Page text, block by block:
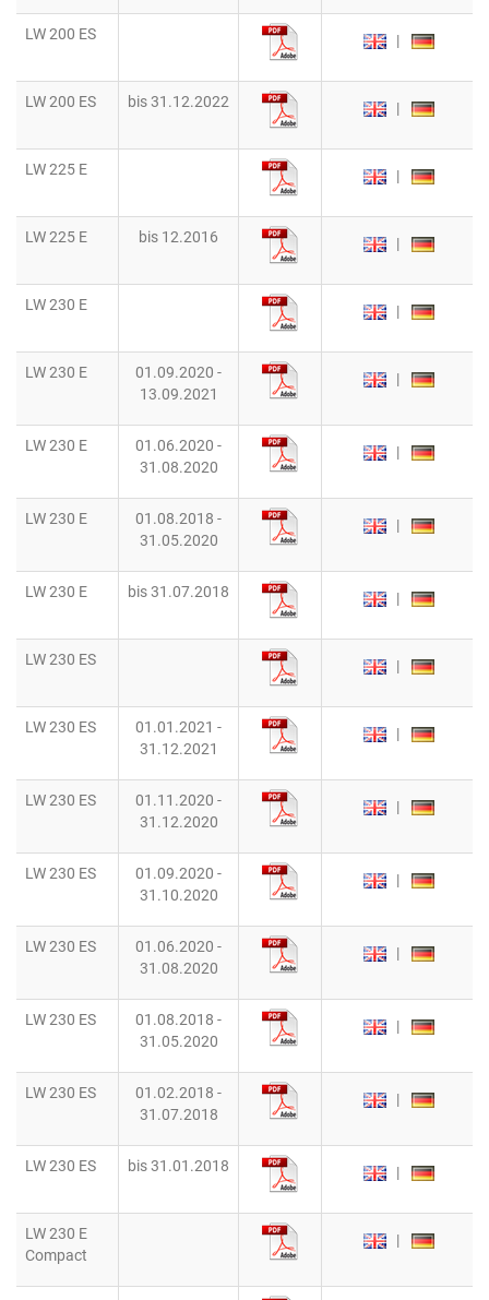
LW 200 ES |
LW 200 ES bis 31.12.2022 |
LW 225 E |
LW 225 E bis 12.2016 |
LW 230 E |
LW 230 E
01.09.2020 -
13.09.2021
|
LW 230 E
01.06.2020 -
31.08.2020
|
LW 230 E
01.08.2018 -
31.05.2020
|
LW 230 E bis 31.07.2018 |
LW 230 ES |
LW 230 ES
01.01.2021 -
31.12.2021
|
LW 230 ES
01.11.2020 -
31.12.2020
|
LW 230 ES
01.09.2020 -
31.10.2020
|
LW 230 ES
01.06.2020 -
31.08.2020
|
LW 230 ES
01.08.2018 -
31.05.2020
|
LW 230 ES
01.02.2018 -
31.07.2018
|
LW 230 ES bis 31.01.2018 |
LW 230 E
Compact
|